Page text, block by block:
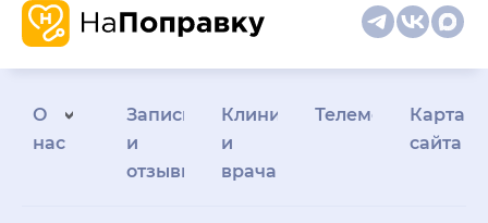
О
нас
Запись
и
отзывы
Клиникам
и
врачам
Телемедицина
Карта
сайта